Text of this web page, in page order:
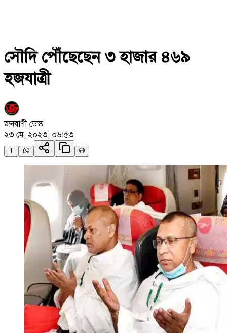
সৌদি পৌঁছেছেন ৩ হাজার ৪৬৯
হজযাত্রী
জনবাণী ডেস্ক
২৩ মে, ২০২৩, ০৬:৫৩